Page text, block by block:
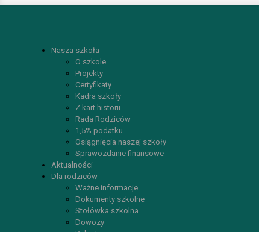
Nasza szkoła
O szkole
Projekty
Certyfikaty
Kadra szkoły
Z kart historii
Rada Rodziców
1,5% podatku
Osiągnięcia naszej szkoły
Sprawozdanie finansowe
Aktualności
Dla rodziców
Ważne informacje
Dokumenty szkolne
Stołówka szkolna
Dowozy